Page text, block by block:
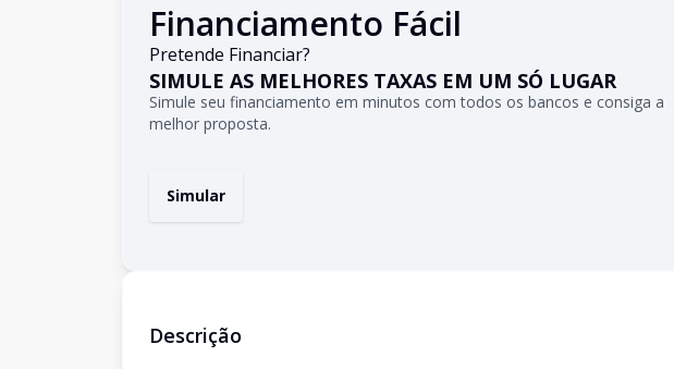
Financiamento Fácil
Pretende Financiar?
SIMULE AS MELHORES TAXAS EM UM SÓ LUGAR
Simule seu financiamento em minutos com todos os bancos e consiga a
melhor proposta.
Simular
Descrição